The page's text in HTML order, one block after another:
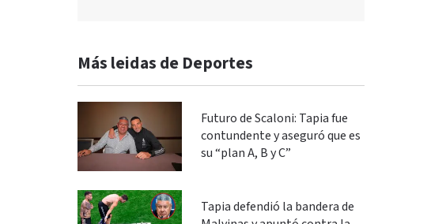
Más leidas de Deportes
Futuro de Scaloni: Tapia fue
contundente y aseguró que es
su “plan A, B y C”
Tapia defendió la bandera de